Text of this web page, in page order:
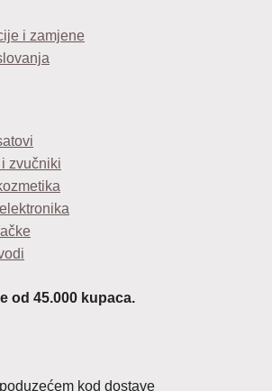
i zamjene
zvučniki
od 45.000 kupaca.
kod dostave